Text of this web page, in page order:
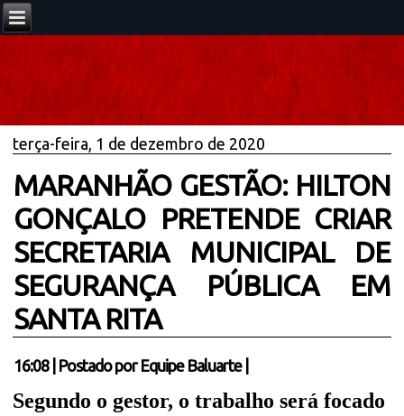
terça-feira, 1 de dezembro de 2020
MARANHÃO GESTÃO: HILTON
GONÇALO PRETENDE CRIAR
SECRETARIA MUNICIPAL DE
SEGURANÇA PÚBLICA EM
SANTA RITA
16:08| Postado por Equipe Baluarte
Segundo o gestor, o trabalho será focado